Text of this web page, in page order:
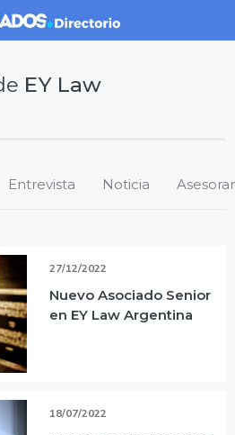
EY Law
Entrevista Noticia
27/12/2022
Nuevo Asociado Senior
en EY Law Argentina
18/07/2022